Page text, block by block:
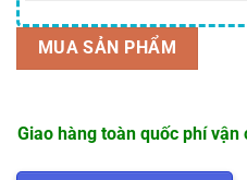
MUA SẢN PHẨM
Giao hàng toàn quốc phí